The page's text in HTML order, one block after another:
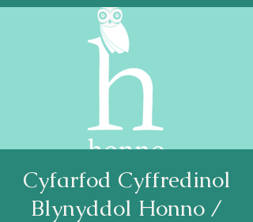
Cyfarfod Cyffredinol
Blynyddol Honno /